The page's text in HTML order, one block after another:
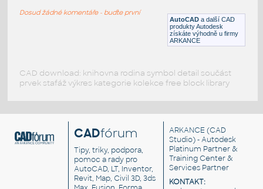
SpaceX Raptor Engine
Motory a příslušenství
AutoCAD a další CAD
produkty Autodesk
získáte výhodně u firmy
ARKANCE
Dosud žádné komentáře - buďte první
CAD download: knihovna rodina symbol detail součást
prvek stafáž výkres kategorie kolekce free block library
CADfórum
Tipy, triky, podpora,
pomoc a rady pro
AutoCAD, LT, Inventor,
Revit, Map, Civil 3D, 3ds
ARKANCE (CAD
Studio) - Autodesk
Platinum Partner &
Training Center &
Services Partner
KONTAKT: